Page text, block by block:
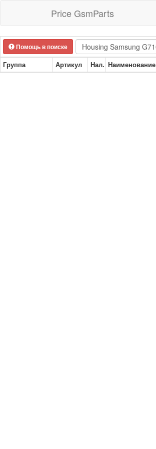
Price GsmParts
Помощь в поиске
Группа Артикул Нал. Наименование